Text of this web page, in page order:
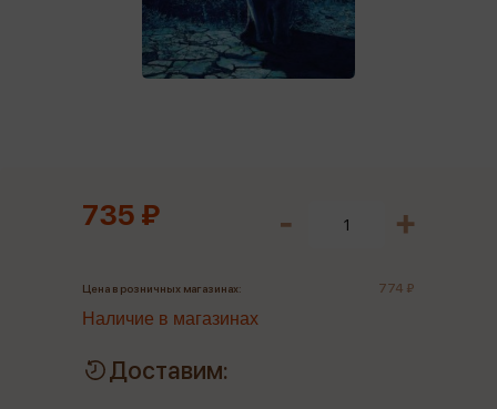
735 ₽
Цена в розничных магазинах: 774 ₽
Наличие в магазинах
Доставим: